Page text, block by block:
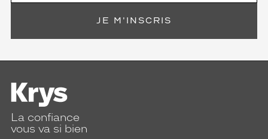
JE M'INSCRIS
La confiance
vous va si bien